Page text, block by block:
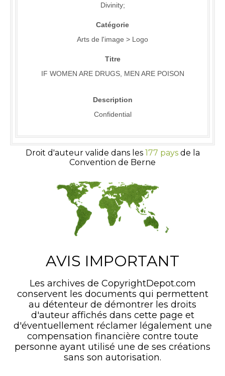
Divinity;
Catégorie
Arts de l'image > Logo
Titre
IF WOMEN ARE DRUGS, MEN ARE POISON
Description
Confidential
Droit d'auteur valide dans les 177 paysde la
Convention de Berne
AVIS IMPORTANT
Les archives de CopyrightDepot.com
conservent les documents qui permettent
au détenteur de démontrer les droits
d'auteur affichés dans cette page et
d'éventuellement réclamer légalement une
compensation financière contre toute
personne ayant utilisé une de ses créations
sans son autorisation.